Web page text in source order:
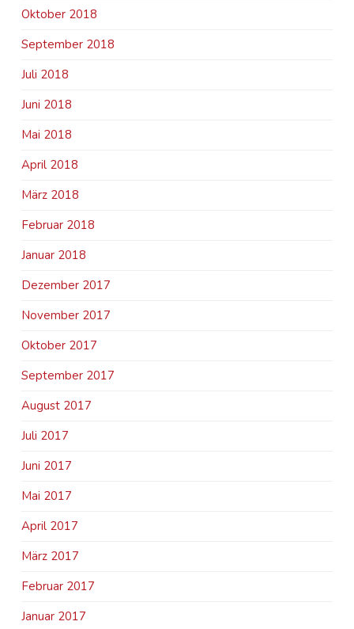
Oktober 2018
September 2018
Juli 2018
Juni 2018
Mai 2018
April 2018
März 2018
Februar 2018
Januar 2018
Dezember 2017
November 2017
Oktober 2017
September 2017
August 2017
Juli 2017
Juni 2017
Mai 2017
April 2017
März 2017
Februar 2017
Januar 2017